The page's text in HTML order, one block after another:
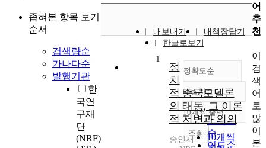
좁혀본 항목 보기
순서
검색량순
가나다순
발행기관
한
국연
구재
단
(NRF)
내보내기
내책장담기
한글로보기
정확도순
정확도
순
인기도
순
연도순
내림차순
내림차순
10개씩 출력
10개씩
조회
1
정
치
적 중국모델론
의 태동, 그 이론
적 저변과 의의
송인재
어
추
천
이
검
색
어
로
많
이
본